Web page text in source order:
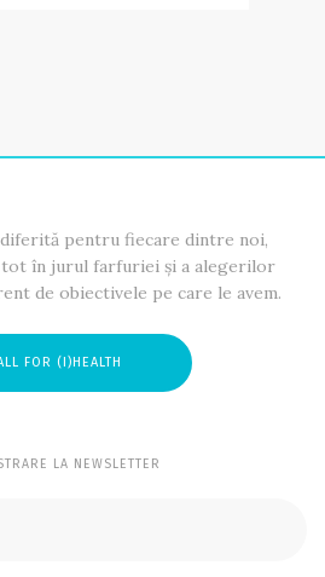
pentru fiecare dintre noi,
tot în jurul farfuriei și a alegerilor
de obiectivele pe care le avem.
FOR (I)HEALTH
LA NEWSLETTER